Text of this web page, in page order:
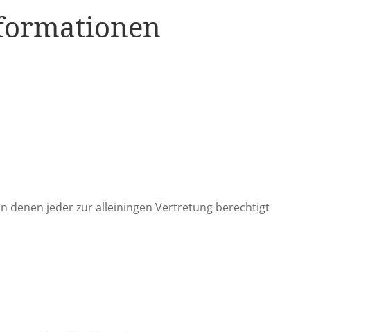
denen jeder zur alleiningen Vertretung berechtigt